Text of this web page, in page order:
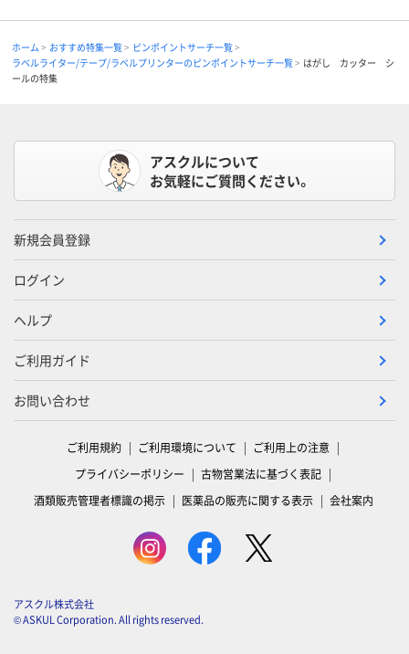
ホーム おすすめ特集一覧
ピンポイントサーチ一覧
ラベルライター/テープ/ラベルプリンターのピンポイントサーチ一覧
はがし カッター シ
ールの特集
アスクルについて
お気軽にご質問ください。
新規会員登録
ログイン
ヘルプ
ご利用ガイド
お問い合わせ
ご利用規約 ご利用環境について
ご利用上の注意
プライバシーポリシー
古物営業法に基づく表記
酒類販売管理者標識の掲示
医薬品の販売に関する表示 会社案内
アスクル株式会社
© ASKUL Corporation. All rights reserved.